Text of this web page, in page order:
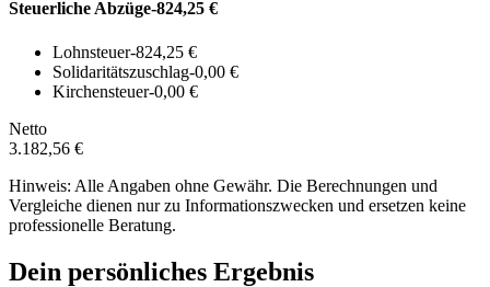
Steuerliche Abzüge-824,25 €
Lohnsteuer-824,25 €
Solidaritätszuschlag-0,00 €
Kirchensteuer-0,00 €
Netto
3.182,56 €
Hinweis: Alle Angaben ohne Gewähr. Die Berechnungen und
Vergleiche dienen nur zu Informationszwecken und ersetzen keine
professionelle Beratung.
Dein persönliches Ergebnis